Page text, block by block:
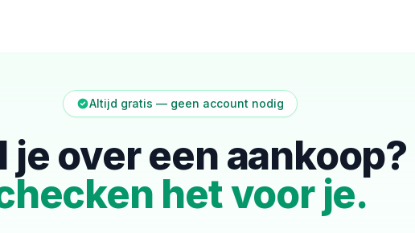
Altijd gratis — geen account nodig
je over een aankoop?
het voor je.